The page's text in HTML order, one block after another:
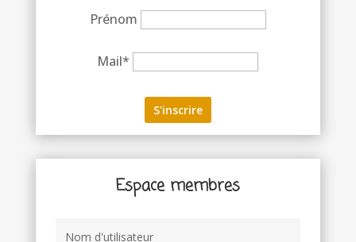
Prénom
Mail*
Espace membres